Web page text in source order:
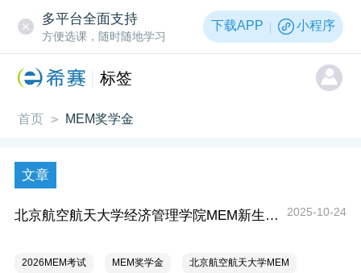
多平台全面支持
方便选课，随时随地学习
下载APP 小程序
标签
首页 > MEM奖学金
文章
北京航空航天大学经济管理学院MEM新生奖学金政策发布 2025-10-24
2026MEM考试 MEM奖学金 北京航空航天大学MEM